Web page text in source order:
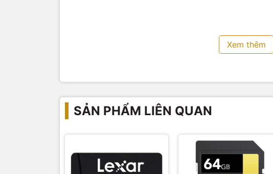
Thẻ nhớ Suneast luôn đảm bảo
Ứng dụng của thẻ nhớ Suneast 128GB:
Thích hợp cho các nhiếp ảnh
lượng hình ảnh tốt, đặc biệt là khi chụp thể thao, sự kiện.
Quay video 4K:Đáp ứng nhu cầu quay video độ phân giải
Xem thêm
SẢN PHẨM LIÊN QUAN